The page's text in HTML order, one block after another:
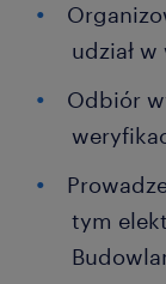
udział
Odbiór
tym